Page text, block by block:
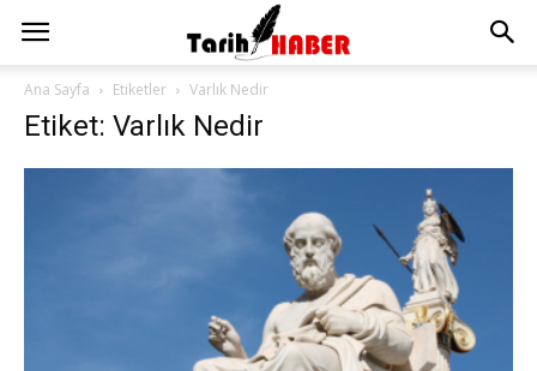
Ana Sayfa Etiketler Varlık Nedir
Etiket: Varlık Nedir